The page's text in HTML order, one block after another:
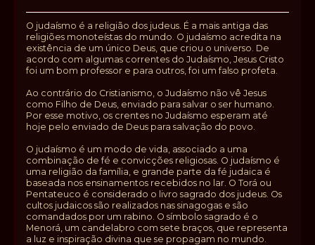
O judaísmo é a religião dos judeus. É a mais antiga das
religiões monoteístas do mundo. O judaísmo acredita na
existência de um único Deus, que criou o universo. De
acordo com algumas correntes do Judaísmo, Jesus Cristo
foi um bom professor e para outros, foi um falso profeta.
Ao contrário do Cristianismo, o Judaísmo não vê Jesus
como Filho de Deus, enviado para salvar o ser humano.
Por esse motivo, os crentes no Judaísmo esperam até
hoje pelo enviado de Deus para salvação do povo.
O judaísmo é um modo de vida, associado a uma
combinação de fé e convicções religiosas. O judaísmo é
uma religião da família, e grande parte da fé judaica é
baseada nos ensinamentos recebidos no lar. O Torá ou
Pentateuco é considerado o livro sagrado dos judeus. Os
cultos judaicos são realizados nas sinagogas e são
comandados por um rabino. O símbolo sagrado é o
Menorá, um candelabro com sete braços, que representa
a luz e inspiração divina que se propagam no mundo.